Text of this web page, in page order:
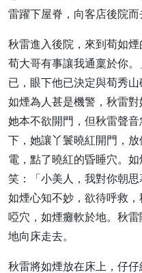
雷躍下屋脊，向客店後院
秋雷進入後院，來到荀如煙
荀大哥有事讓我通稟於你
已，眼下他已決定與荀秀山
如煙為人甚是機警，秋雷對
她本不欲開門，但秋雷聲
下，她讓丫鬟曉紅開門，
電，點了曉紅的昏睡穴。
笑：「小美人，我對你朝思
如煙心知不妙，欲待呼救
啞穴，如煙癱軟於地。秋
地向床走去。
秋雷將如煙放在床上，仔